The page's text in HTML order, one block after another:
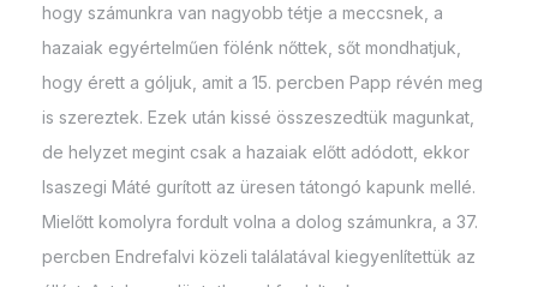
hogy számunkra van nagyobb tétje a meccsnek, a
hazaiak egyértelműen fölénk nőttek, sőt mondhatjuk,
hogy érett a góljuk, amit a 15. percben Papp révén meg
is szereztek. Ezek után kissé összeszedtük magunkat,
de helyzet megint csak a hazaiak előtt adódott, ekkor
Isaszegi Máté gurított az üresen tátongó kapunk mellé.
Mielőtt komolyra fordult volna a dolog számunkra, a 37.
percben Endrefalvi közeli találatával kiegyenlítettük az